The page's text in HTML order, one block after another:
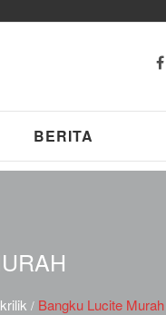
BERITA
/ Bangku Lucite Murah